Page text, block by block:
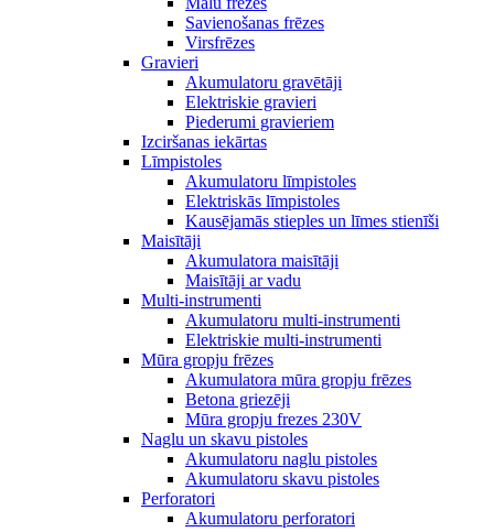
Savienošanas frēzes
Virsfrēzes
Gravieri
Akumulatoru gravētāji
Elektriskie gravieri
Piederumi gravieriem
Izciršanas iekārtas
Līmpistoles
Akumulatoru līmpistoles
Elektriskās līmpistoles
Kausējamās stieples un līmes stienīši
Maisītāji
Akumulatora maisītāji
Maisītāji ar vadu
Multi-instrumenti
Akumulatoru multi-instrumenti
Elektriskie multi-instrumenti
Mūra gropju frēzes
Akumulatora mūra gropju frēzes
Betona griezēji
Mūra gropju frezes 230V
Naglu un skavu pistoles
Akumulatoru naglu pistoles
Akumulatoru skavu pistoles
Perforatori
Akumulatoru perforatori